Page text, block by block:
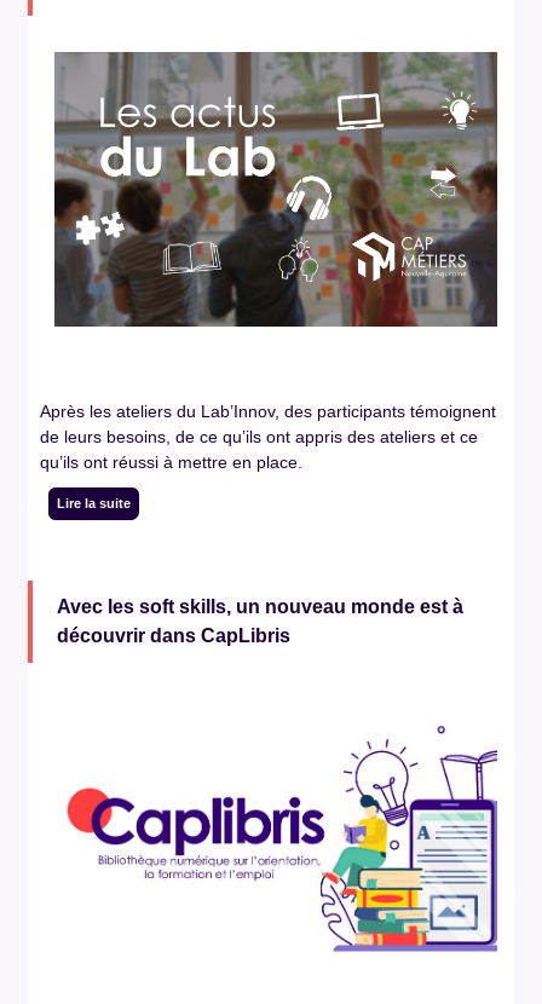
Après les ateliers du Lab’Innov, des participants témoignent
de leurs besoins, de ce qu’ils ont appris des ateliers et ce
qu’ils ont réussi à mettre en place.
Lire la suite
Avec les soft skills, un nouveau monde est à
découvrir dans CapLibris